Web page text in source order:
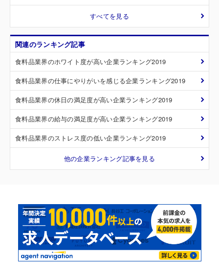
すべてを見る
関連のランキング記事
食料品業界のホワイト度が高い企業ランキング2019
食料品業界の仕事にやりがいを感じる企業ランキング2019
食料品業界の休日の満足度が高い企業ランキング2019
食料品業界の給与の満足度が高い企業ランキング2019
食料品業界のストレス度の低い企業ランキング2019
他の企業ランキング記事を見る